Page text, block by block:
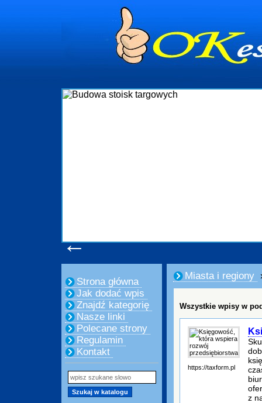
←
Strona główna
Jak dodać wpis
Znajdź kategorię
Nasze linki
Polecane strony
Regulamin
Kontakt
Miasta i regiony
Wszystkie wpisy w
https://taxform.pl
z